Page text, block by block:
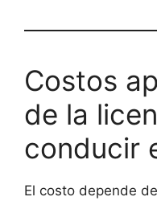
Costos
de la
conducir
El costo depende